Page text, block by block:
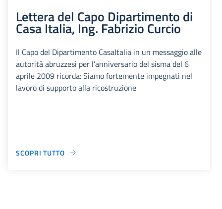
Lettera del Capo Dipartimento di
Casa Italia, Ing. Fabrizio Curcio
Il Capo del Dipartimento CasaItalia in un messaggio alle
autorità abruzzesi per l’anniversario del sisma del 6
aprile 2009 ricorda: Siamo fortemente impegnati nel
lavoro di supporto alla ricostruzione
SCOPRI TUTTO